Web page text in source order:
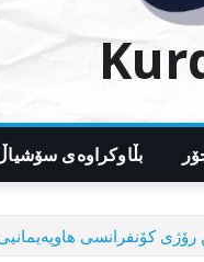
بڵاوکراوەی
رۆژی کۆنفرانسی